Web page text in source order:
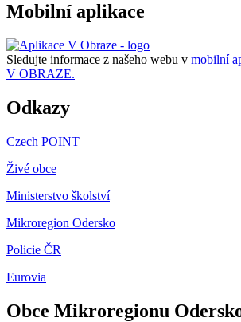
Mobilní aplikace
Sledujte informace z našeho webu v mobilní
V OBRAZE.
Odkazy
Czech POINT
Živé obce
Ministerstvo školství
Mikroregion Odersko
Policie ČR
Eurovia
Obce Mikroregionu